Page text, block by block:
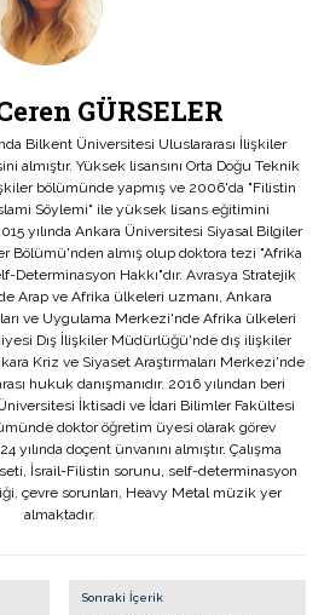
GÜRSELER
Bilkent Üniversitesi Uluslararası İlişkiler
almıştır. Yüksek lisansını Orta Doğu Teknik
bölümünde yapmış ve 2006'da "Filistin
Söylemi" ile yüksek lisans eğitimini
yılında Ankara Üniversitesi Siyasal Bilgiler
Bölümü'nden almış olup doktora tezi "Afrika
Determinasyon Hakkı"dır. Avrasya Stratejik
Arap ve Afrika ülkeleri uzmanı, Ankara
ve Uygulama Merkezi'nde Afrika ülkeleri
Dış İlişkiler Müdürlüğü'nde dış ilişkiler
Kriz ve Siyaset Araştırmaları Merkezi'nde
hukuk danışmanıdır. 2016 yılından beri
İktisadi ve İdari Bilimler Fakültesi
doktor öğretim üyesi olarak görev
yılında doçent ünvanını almıştır. Çalışma
İsrail-Filistin sorunu, self-determinasyon
çevre sorunları, Heavy Metal müzik yer
almaktadır.
Sonraki İçerik